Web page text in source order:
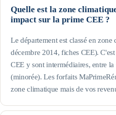
Quelle est la zone
impact sur la prime CEE ?
Le département est classé en
décembre 2014, fiches CEE).
CEE y sont intermédiaires, entre
(minorée). Les forfaits
zone climatique mais de vos